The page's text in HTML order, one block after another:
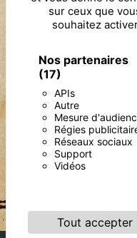
sur ceux que
souhaitez
Nos partenaires
(17)
APIs
Autre
Mesure
Régies
Réseaux sociaux
Support
Vidéos
Tout accepter
** Les données
fins de vous contacter.
sous-traitants. Vous
d’effacement, de
votre consentement à tout
réclamation auprès d’une
le sort de vos données
droits par voie postale ou
d'identité pourra vous être
pendant la période de
prescription légale aux